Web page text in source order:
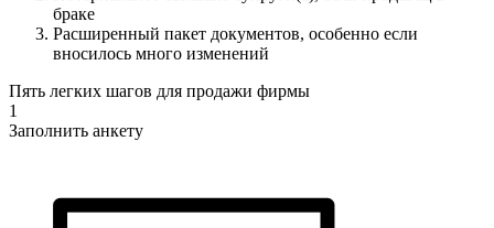
браке
Расширенный пакет документов, особенно если
вносилось много изменений
Пять легких шагов для продажи фирмы
1
Заполнить анкету